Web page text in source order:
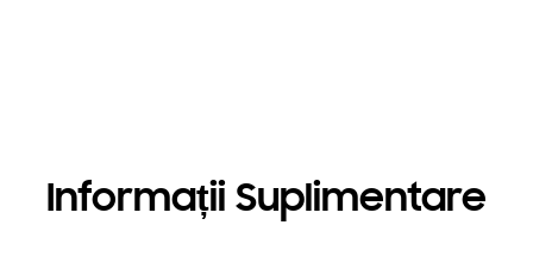
Informații Suplimentare